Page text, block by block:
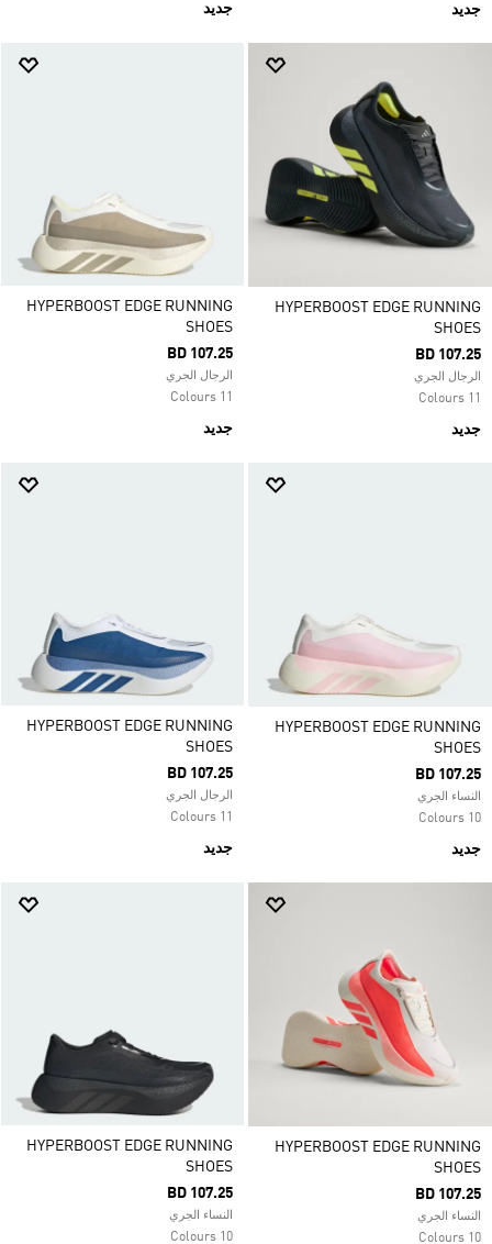
جديد جديد
HYPERBOOST EDGE RUNNING
SHOES
BD 107.25
الرجال الجري
11 Colours
جديد
HYPERBOOST EDGE RUNNING
SHOES
BD 107.25
الرجال الجري
11 Colours
جديد
HYPERBOOST EDGE RUNNING
SHOES
BD 107.25
النساء الجري
10 Colours
جديد
HYPERBOOST EDGE RUNNING
SHOES
BD 107.25
الرجال الجري
11 Colours
جديد
HYPERBOOST EDGE RUNNING
SHOES
BD 107.25
النساء الجري
10 Colours
HYPERBOOST EDGE RUNNING
SHOES
BD 107.25
النساء الجري
10 Colours